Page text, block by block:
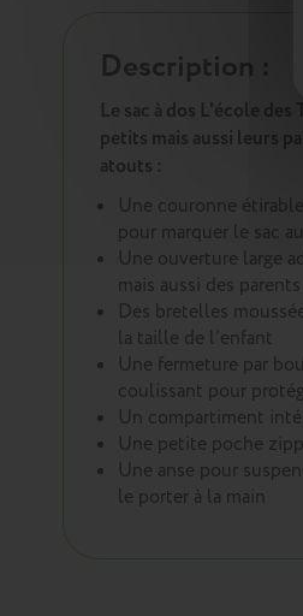
Description :
Le sac à dos L'école des
petits mais aussi leurs
atouts :
Une couronne
pour marquer le sac
Une ouverture large
mais aussi des parents
Des bretelles
la taille de l’enfant
Une fermeture par
coulissant pour
Un compartiment
Une petite poche
Une anse pour
le porter à la main